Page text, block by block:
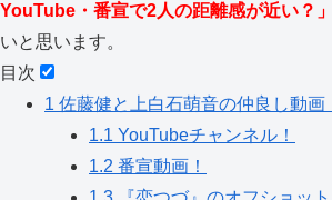
YouTube・番宣で2人の距離感が近い？」
いと思います。
目次
1 佐藤健と上白石萌音の仲良し動画
1.1 YouTubeチャンネル！
1.2 番宣動画！